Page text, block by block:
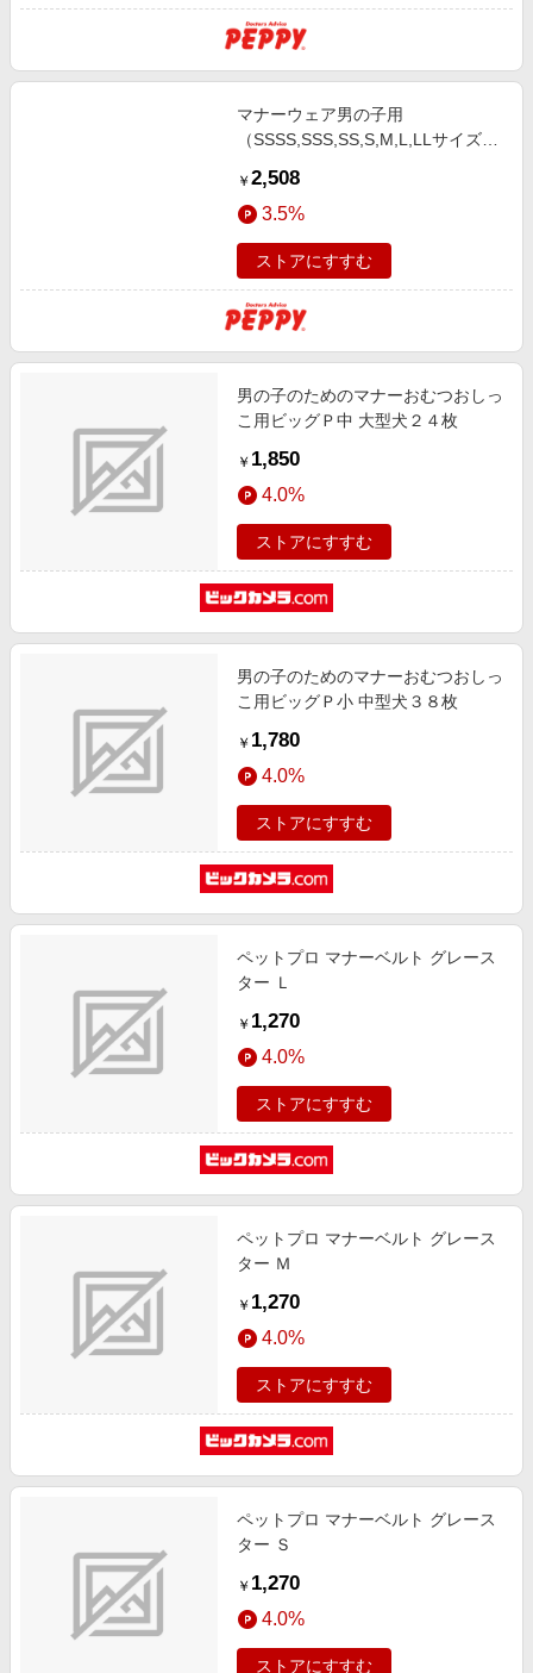
マナーウェア男の子用
（SSSS,SSS,SS,S,M,L,LLサイズ）
テイスト３２枚
￥ 2,508
3.5%
ストアにすすむ
男の子のためのマナーおむつおしっ
こ用ビッグＰ中 大型犬２４枚
￥ 1,850
4.0%
ストアにすすむ
男の子のためのマナーおむつおしっ
こ用ビッグＰ小 中型犬３８枚
￥ 1,780
4.0%
ストアにすすむ
ペットプロ マナーベルト グレース
ター Ｌ
￥ 1,270
4.0%
ストアにすすむ
ペットプロ マナーベルト グレース
ター Ｍ
￥ 1,270
4.0%
ストアにすすむ
ペットプロ マナーベルト グレース
ター Ｓ
￥ 1,270
4.0%
ストアにすすむ